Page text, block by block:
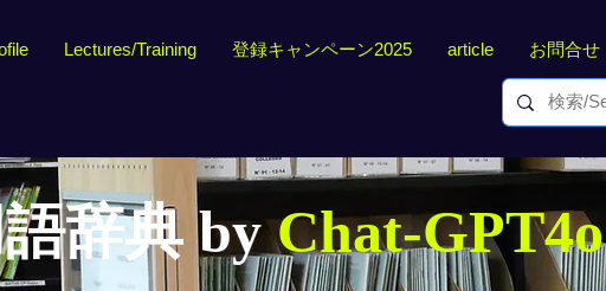
Lectures/Training 登録キャンペーン2025 article お問合せ
辞典 byChat-GPT4o